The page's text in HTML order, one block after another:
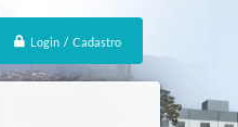
Login / Cadastro